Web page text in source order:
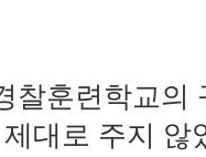
찰훈련학교의
대로 주지 않